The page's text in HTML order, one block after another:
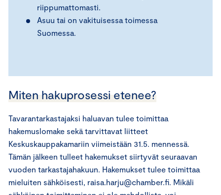
riippumattomasti.
Asuu tai on vakituisessa toimessa
Suomessa.
Miten hakuprosessi etenee?
Tavarantarkastajaksi haluavan tulee toimittaa
hakemuslomake sekä tarvittavat liitteet
Keskuskauppakamariin viimeistään 31.5. mennessä.
Tämän jälkeen tulleet hakemukset siirtyvät seuraavan
vuoden tarkastajahakuun. Hakemukset tulee toimittaa
mieluiten sähköisesti, raisa.harju@chamber.fi. Mikäli